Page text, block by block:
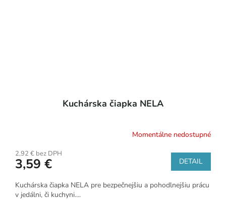
Kuchárska čiapka NELA
Momentálne nedostupné
2,92 € bez DPH
3,59 € DETAIL
Kuchárska čiapka NELA pre bezpečnejšiu a pohodlnejšiu prácu
v jedálni, či kuchyni....